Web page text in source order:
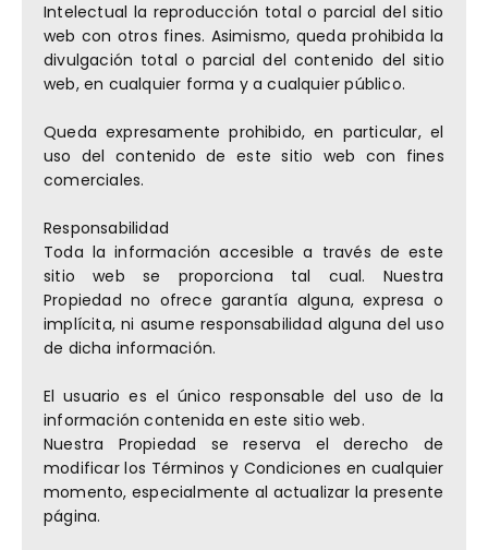
Intelectual la reproducción total o parcial del sitio
web con otros fines. Asimismo, queda prohibida la
divulgación total o parcial del contenido del sitio
web, en cualquier forma y a cualquier público.
Queda expresamente prohibido, en particular, el
uso del contenido de este sitio web con fines
comerciales.
Responsabilidad
Toda la información accesible a través de este
sitio web se proporciona tal cual. Nuestra
Propiedad no ofrece garantía alguna, expresa o
implícita, ni asume responsabilidad alguna del uso
de dicha información.
El usuario es el único responsable del uso de la
información contenida en este sitio web.
Nuestra Propiedad se reserva el derecho de
modificar los Términos y Condiciones en cualquier
momento, especialmente al actualizar la presente
página.